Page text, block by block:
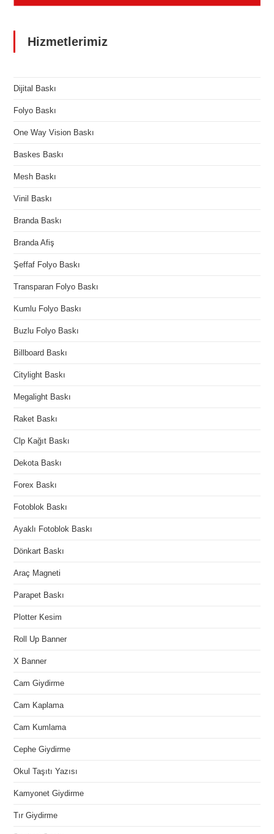
Hizmetlerimiz
Dijital Baskı
Folyo Baskı
One Way Vision Baskı
Baskes Baskı
Mesh Baskı
Vinil Baskı
Branda Baskı
Branda Afiş
Şeffaf Folyo Baskı
Transparan Folyo Baskı
Kumlu Folyo Baskı
Buzlu Folyo Baskı
Billboard Baskı
Citylight Baskı
Megalight Baskı
Raket Baskı
Clp Kağıt Baskı
Dekota Baskı
Forex Baskı
Fotoblok Baskı
Ayaklı Fotoblok Baskı
Dönkart Baskı
Araç Magneti
Parapet Baskı
Plotter Kesim
Roll Up Banner
X Banner
Cam Giydirme
Cam Kaplama
Cam Kumlama
Cephe Giydirme
Okul Taşıtı Yazısı
Kamyonet Giydirme
Tır Giydirme